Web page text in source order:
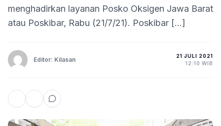
menghadirkan layanan Posko Oksigen Jawa Barat
atau Poskibar, Rabu (21/7/21). Poskibar […]
Editor: Kilasan
21 JULI 2021
12:10 WIB